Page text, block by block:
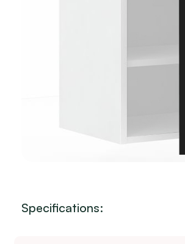
Specifications: